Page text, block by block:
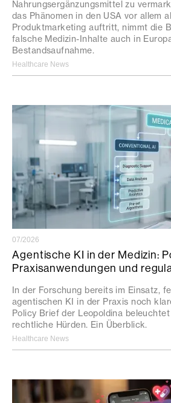
Nahrungsergänzungsmittel zu
das Phänomen in den USA vor allem
Produktmarketing auftritt, nimmt die
falsche Medizin-Inhalte auch in
Bestandsaufnahme.
Healthcare News
07/2026
Agentische KI in der Medizin:
Praxisanwendungen und
In der Forschung bereits im Einsatz,
agentischen KI in der Praxis noch
Policy Brief der Leopoldina
rechtliche Hürden. Ein Überblick.
Healthcare News